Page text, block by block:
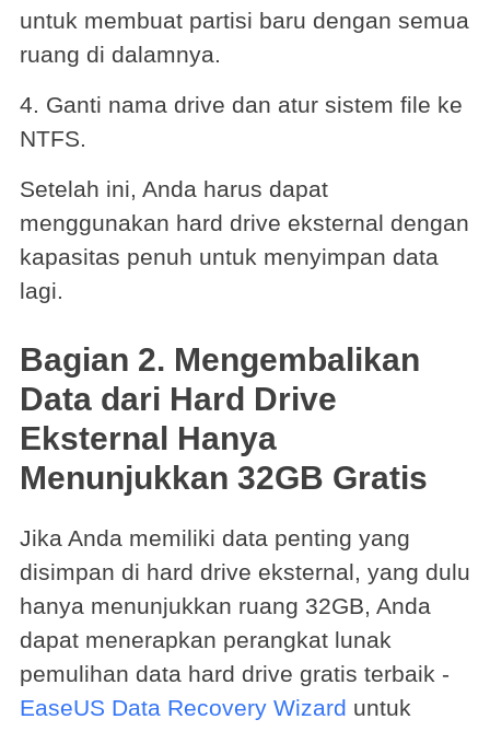
untuk membuat partisi baru dengan semua
ruang di dalamnya.
4. Ganti nama drive dan atur sistem file ke
NTFS.
Setelah ini, Anda harus dapat
menggunakan hard drive eksternal dengan
kapasitas penuh untuk menyimpan data
lagi.
Bagian 2. Mengembalikan
Data dari Hard Drive
Eksternal Hanya
Menunjukkan 32GB Gratis
Jika Anda memiliki data penting yang
disimpan di hard drive eksternal, yang dulu
hanya menunjukkan ruang 32GB, Anda
dapat menerapkan perangkat lunak
pemulihan data hard drive gratis terbaik -
EaseUS Data Recovery Wizard untuk